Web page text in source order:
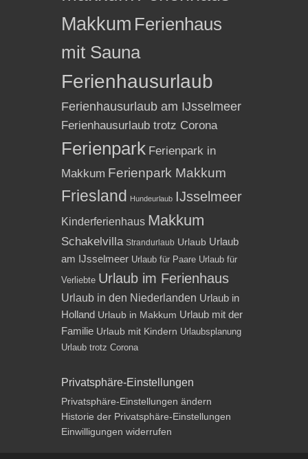
Makkum Ferienhaus
mit Sauna
Ferienhausurlaub
Ferienhausurlaub am IJsselmeer
Ferienhausurlaub trotz Corona
Ferienpark Ferienpark in
Makkum Ferienpark Makkum
Friesland Hundeurlaub IJsselmeer
Kinderferienhaus Makkum
Schakelvilla Strandurlaub Urlaub Urlaub
am IJsselmeer Urlaub für Paare Urlaub für
Verliebte Urlaub im Ferienhaus
Urlaub in den Niederlanden Urlaub in
Holland Urlaub in Makkum Urlaub mit der
Familie Urlaub mit Kindern Urlaubsplanung
Urlaub trotz Corona
Privatsphäre-Einstellungen
Privatsphäre-Einstellungen ändern
Historie der Privatsphäre-Einstellungen
Einwilligungen widerrufen